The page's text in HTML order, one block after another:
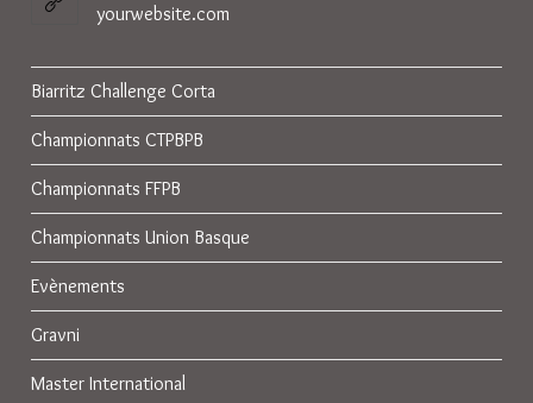
yourwebsite.com
Biarritz Challenge Corta
Championnats CTPBPB
Championnats FFPB
Championnats Union Basque
Evènements
Gravni
Master International